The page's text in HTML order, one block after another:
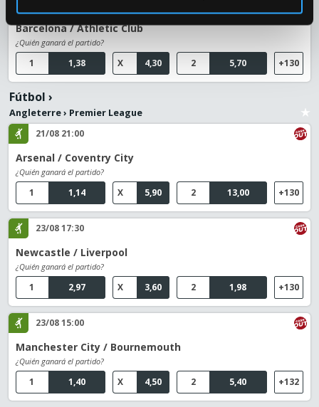
Barcelona / Athletic Club
¿Quién ganará el partido?
1,38
1 4,30
X 5,70
2 +130
Fútbol ›
Angleterre› Premier League
21/08 21:00
Arsenal / Coventry City
¿Quién ganará el partido?
1,14
1 5,90
X 13,00
2 +130
23/08 17:30
Newcastle / Liverpool
¿Quién ganará el partido?
2,97
1 3,60
X 1,98
2 +130
23/08 15:00
Manchester City / Bournemouth
¿Quién ganará el partido?
1,40
1 4,50
X 5,40
2 +132